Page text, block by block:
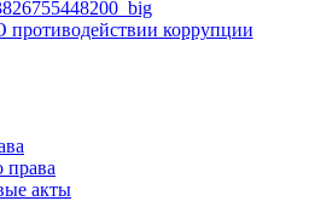
противодействии коррупции
права
акты